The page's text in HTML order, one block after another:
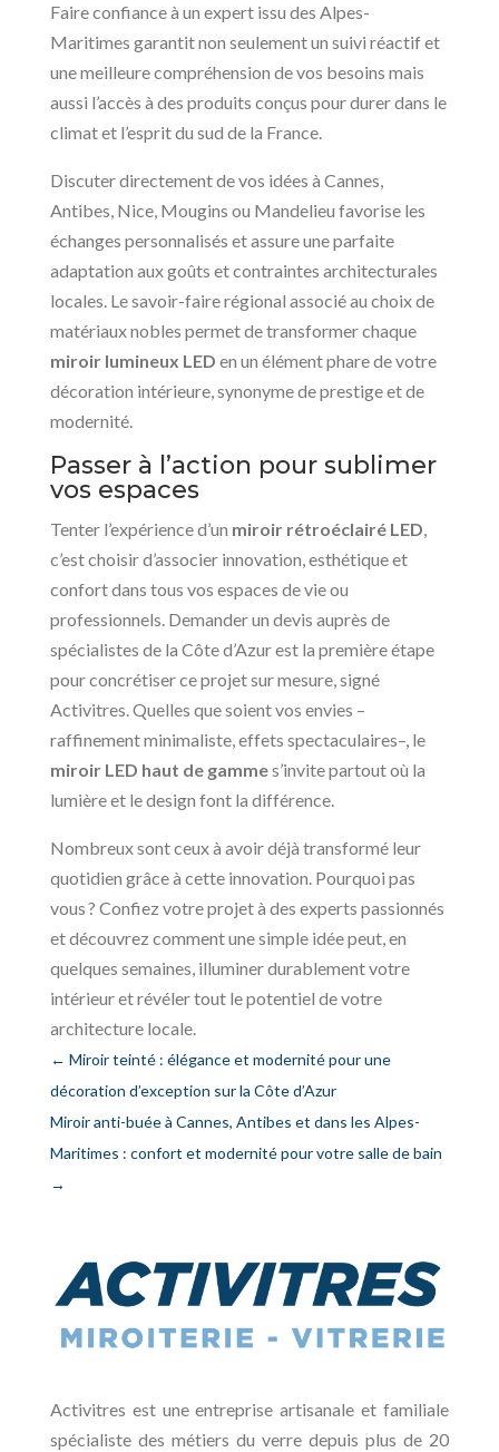
Faire confiance à un expert issu des Alpes-
Maritimes garantit non seulement un suivi réactif et
une meilleure compréhension de vos besoins mais
aussi l’accès à des produits conçus pour durer dans le
climat et l’esprit du sud de la France.
Discuter directement de vos idées à Cannes,
Antibes, Nice, Mougins ou Mandelieu favorise les
échanges personnalisés et assure une parfaite
adaptation aux goûts et contraintes architecturales
locales. Le savoir-faire régional associé au choix de
matériaux nobles permet de transformer chaque
miroir lumineux LED en un élément phare de votre
décoration intérieure, synonyme de prestige et de
modernité.
Passer à l’action pour sublimer
vos espaces
Tenter l’expérience d’un miroir rétroéclairé LED,
c’est choisir d’associer innovation, esthétique et
confort dans tous vos espaces de vie ou
professionnels. Demander un devis auprès de
spécialistes de la Côte d’Azur est la première étape
pour concrétiser ce projet sur mesure, signé
Activitres. Quelles que soient vos envies –
raffinement minimaliste, effets spectaculaires–, le
miroir LED haut de gammes’invite partout où la
lumière et le design font la différence.
Nombreux sont ceux à avoir déjà transformé leur
quotidien grâce à cette innovation. Pourquoi pas
vous ? Confiez votre projet à des experts passionnés
et découvrez comment une simple idée peut, en
quelques semaines, illuminer durablement votre
intérieur et révéler tout le potentiel de votre
architecture locale.
← Miroir teinté : élégance et modernité pour une
décoration d’exception sur la Côte d’Azur
Miroir anti-buée à Cannes, Antibes et dans les Alpes-
Maritimes : confort et modernité pour votre salle de bain
→
Activitres est une entreprise artisanale et familiale
spécialiste des métiers du verre depuis plus de 20